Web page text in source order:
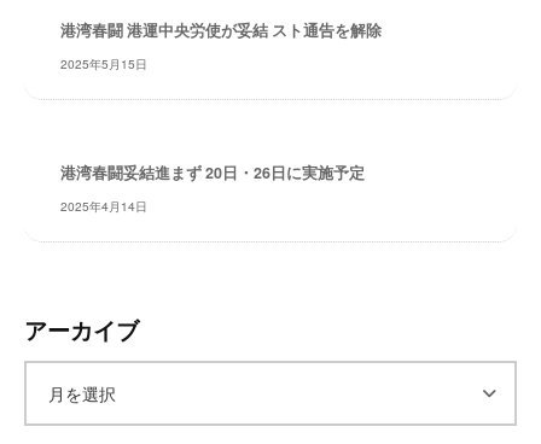
港湾春闘 港運中央労使が妥結 スト通告を解除
2025年5月15日
港湾春闘妥結進まず 20日・26日に実施予定
2025年4月14日
アーカイブ